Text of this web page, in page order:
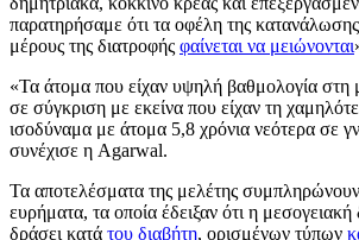
παρατηρήσαμε ότι τα οφέλη της
μέρους της διατροφής φαίνεται να μειώνονται
«Τα άτομα που είχαν υψηλή βαθμολογία στη
σε σύγκριση με εκείνα που είχαν τη
ισοδύναμα με άτομα 5,8 χρόνια νεότερα σε
συνέχισε η Agarwal.
Τα αποτελέσματα της μελέτης
ευρήματα, τα οποία έδειξαν ότι η
δράσει κατά του διαβήτη, ορισμένων τύπων